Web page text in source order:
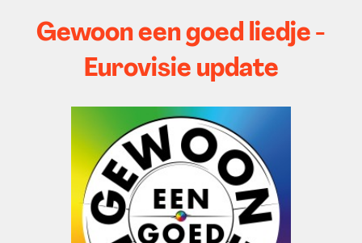
Gewoon een goed liedje -
Eurovisie update